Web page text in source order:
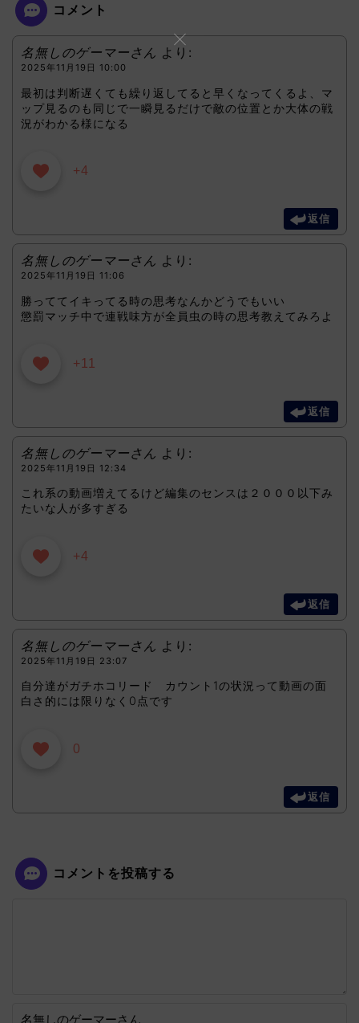
コメント
名無しのゲーマーさん より:
2025年11月19日 10:00
最初は判断遅くても繰り返してると早くなってくるよ、マ
ップ見るのも同じで一瞬見るだけで敵の位置とか大体の戦
況がわかる様になる
+4
返信
名無しのゲーマーさん より:
2025年11月19日 11:06
勝っててイキってる時の思考なんかどうでもいい
懲罰マッチ中で連戦味方が全員虫の時の思考教えてみろよ
+11
返信
名無しのゲーマーさん より:
2025年11月19日 12:34
これ系の動画増えてるけど編集のセンスは２０００以下み
たいな人が多すぎる
+4
返信
名無しのゲーマーさん より:
2025年11月19日 23:07
自分達がガチホコリード カウント1の状況って動画の面
白さ的には限りなく0点です
0
返信
コメントを投稿する